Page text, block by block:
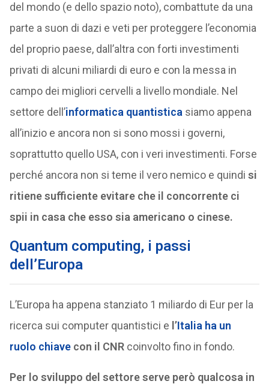
del mondo (e dello spazio noto), combattute da una
parte a suon di dazi e veti per proteggere l’economia
del proprio paese, dall’altra con forti investimenti
privati di alcuni miliardi di euro e con la messa in
campo dei migliori cervelli a livello mondiale. Nel
settore dell’informatica quantistica siamo appena
all’inizio e ancora non si sono mossi i governi,
soprattutto quello USA, con i veri investimenti. Forse
perché ancora non si teme il vero nemico e quindi si
ritiene sufficiente evitare che il concorrente ci
spii in casa che esso sia americano o cinese.
Quantum computing, i passi
dell’Europa
L’Europa ha appena stanziato 1 miliardo di Eur per la
ricerca sui computer quantistici e l’Italia ha un
ruolo chiavecon il CNR coinvolto fino in fondo.
Per lo sviluppo del settore serve però qualcosa in